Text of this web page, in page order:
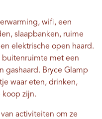
wifi, een
slaapbanken, ruime
elektrische open haard.
buitenruimte met een
gashaard. Bryce Glamp
waar eten, drinken,
koop zijn.
activiteiten om ze